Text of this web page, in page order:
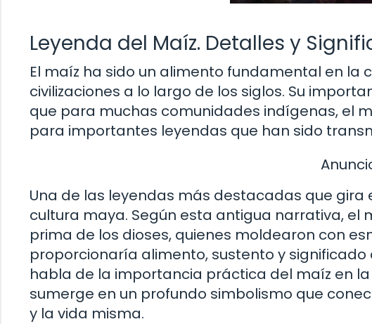
Leyenda del Maíz. Detalles y
El maíz ha sido un alimento fundamental en la
civilizaciones a lo largo de los siglos. Su
que para muchas comunidades indígenas, el
para importantes leyendas que han sido
Una de las leyendas más destacadas que gira
cultura maya. Según esta antigua narrativa, el
prima de los dioses, quienes moldearon con
proporcionaría alimento, sustento y
habla de la importancia práctica del maíz en
sumerge en un profundo simbolismo que
y la vida misma.